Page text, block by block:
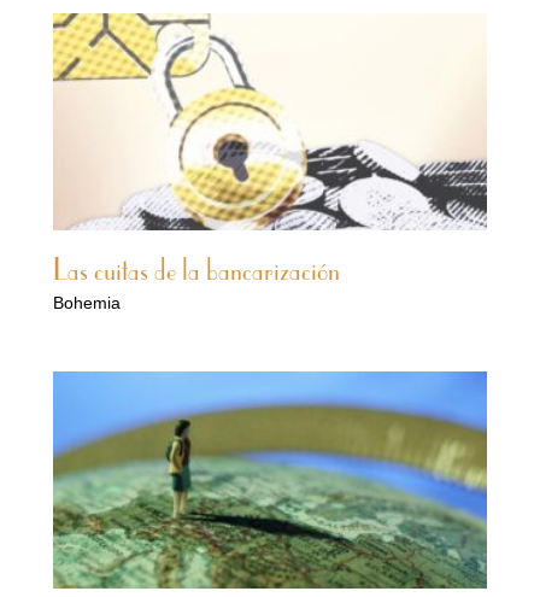
Las cuitas de la bancarización
Bohemia